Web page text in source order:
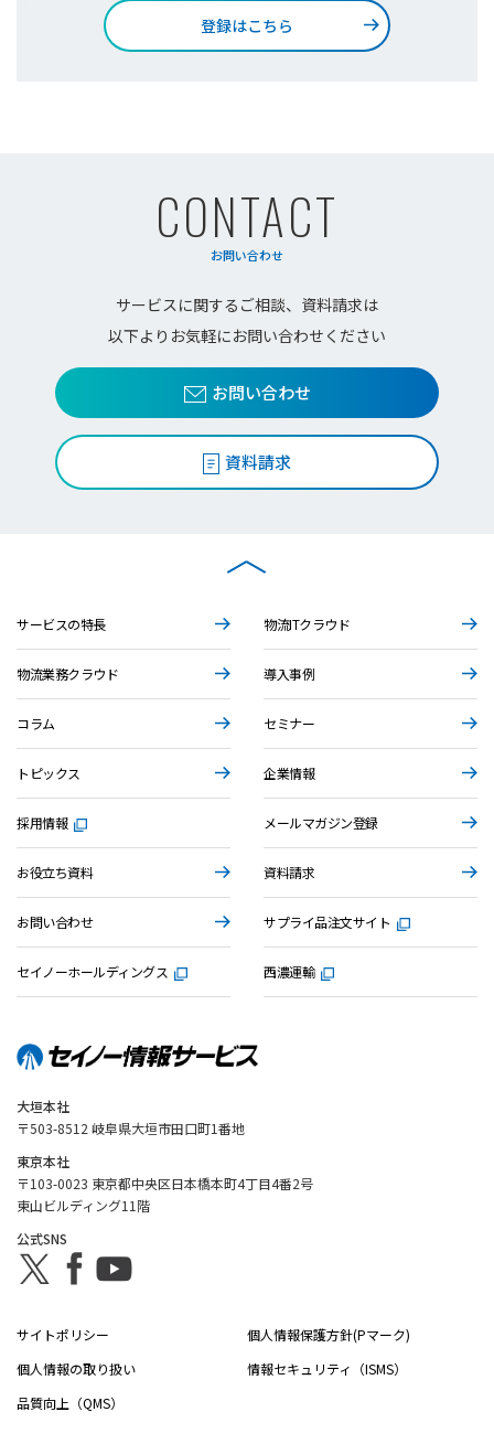
登録はこちら
CONTACT
お問い合わせ
サービスに関するご相談、資料請求は
以下よりお気軽にお問い合わせください
お問い合わせ
資料請求
大垣本社
〒503-8512 岐阜県大垣市田口町1番地
東京本社
〒103-0023 東京都中央区日本橋本町4丁目4番2号
東山ビルディング11階
公式SNS
サービスの特長 物流ITクラウド
物流業務クラウド 導入事例
コラム セミナー
トピックス 企業情報
採用情報 メールマガジン登録
お役立ち資料 資料請求
お問い合わせ サプライ品注文サイト
セイノーホールディングス 西濃運輸
サイトポリシー
個人情報保護方針(Pマーク)
個人情報の取り扱い
情報セキュリティ（ISMS）
品質向上（QMS）